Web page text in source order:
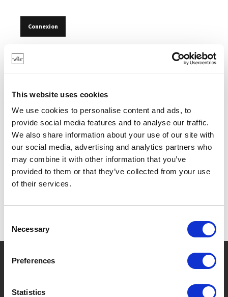
This website uses cookies
We use cookies to personalise content and ads, to
provide social media features and to analyse our traffic.
We also share information about your use of our site with
our social media, advertising and analytics partners who
may combine it with other information that you’ve
provided to them or that they’ve collected from your use
of their services.
Selection
Necessary
Preferences
Statistics
Connexion
SPÉCIFICATIONS
? Besoin d'aide ?